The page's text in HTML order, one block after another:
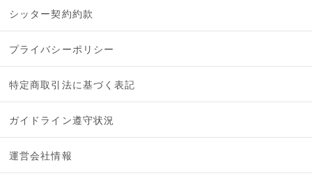
シッター契約約款
プライバシーポリシー
特定商取引法に基づく表記
ガイドライン遵守状況
運営会社情報